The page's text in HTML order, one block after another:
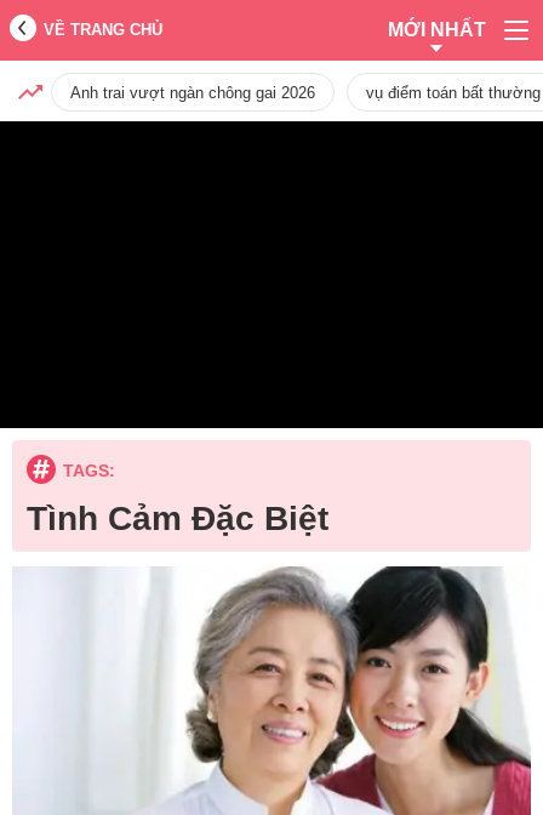
VỀ TRANG CHỦ MỚI NHẤT
Anh trai vượt ngàn chông gai 2026 vụ điểm toán bất
TAGS:
Tình Cảm Đặc Biệt